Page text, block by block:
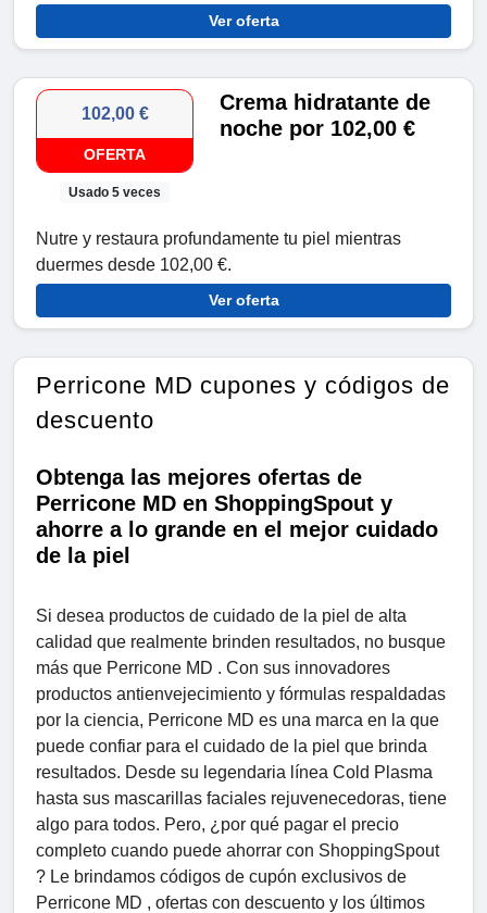
Ver oferta
102,00 €
OFERTA
Usado 5 veces
Crema hidratante de
noche por 102,00 €
Nutre y restaura profundamente tu piel mientras
duermes desde 102,00 €.
Ver oferta
Perricone MD cupones y códigos de
descuento
Obtenga las mejores ofertas de
Perricone MD en ShoppingSpout y
ahorre a lo grande en el mejor cuidado
de la piel
Si desea productos de cuidado de la piel de alta
calidad que realmente brinden resultados, no busque
más que Perricone MD . Con sus innovadores
productos antienvejecimiento y fórmulas respaldadas
por la ciencia, Perricone MD es una marca en la que
puede confiar para el cuidado de la piel que brinda
resultados. Desde su legendaria línea Cold Plasma
hasta sus mascarillas faciales rejuvenecedoras, tiene
algo para todos. Pero, ¿por qué pagar el precio
completo cuando puede ahorrar con ShoppingSpout
? Le brindamos códigos de cupón exclusivos de
Perricone MD , ofertas con descuento y los últimos